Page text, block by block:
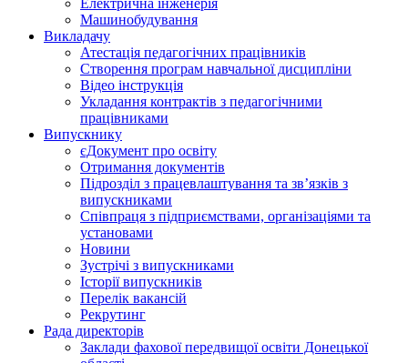
Електрична інженерія
Машинобудування
Викладачу
Атестація педагогічних працівників
Створення програм навчальної дисципліни
Відео інструкція
Укладання контрактів з педагогічними
працівниками
Випускнику
єДокумент про освіту
Отримання документів
Підрозділ з працевлаштування та зв’язків з
випускниками
Співпраця з підприємствами, організаціями та
установами
Новини
Зустрічі з випускниками
Історії випускників
Перелік вакансій
Рекрутинг
Рада директорів
Заклади фахової передвищої освіти Донецької